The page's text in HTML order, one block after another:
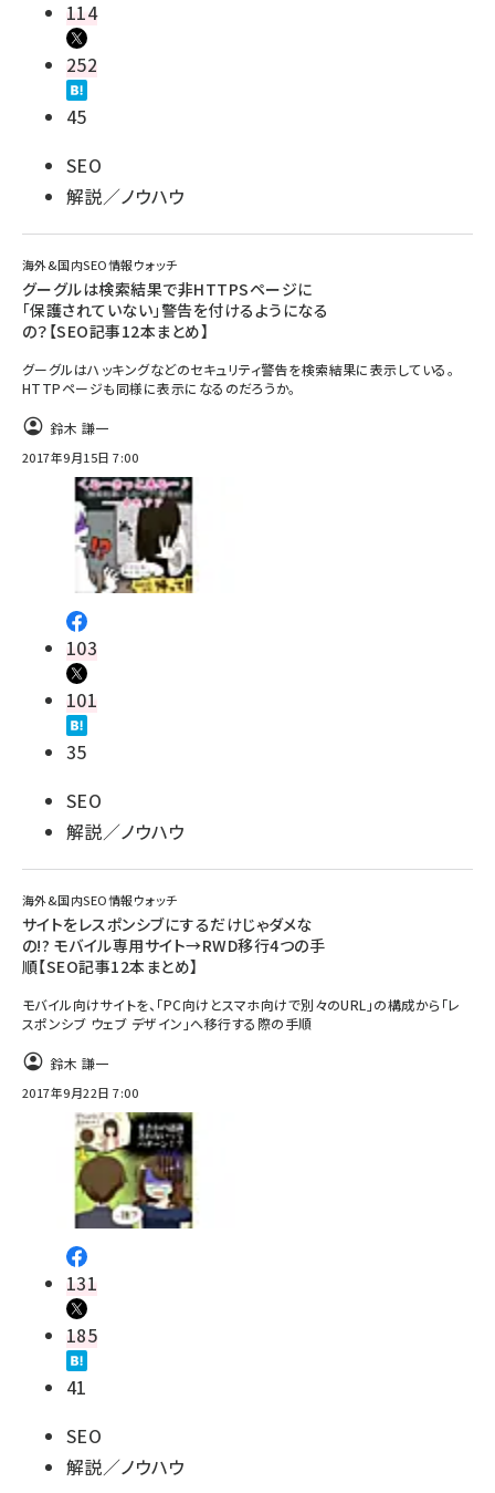
114
252
45
SEO
解説／ノウハウ
海外&国内SEO情報ウォッチ
グーグルは検索結果で非HTTPSページに
「保護されていない」警告を付けるようになる
の？【SEO記事12本まとめ】
グーグルはハッキングなどのセキュリティ警告を検索結果に表示している。
HTTPページも同様に表示になるのだろうか。
鈴木 謙一
2017年9月15日 7:00
103
101
35
SEO
解説／ノウハウ
海外&国内SEO情報ウォッチ
サイトをレスポンシブにするだけじゃダメな
の!? モバイル専用サイト→RWD移行4つの手
順【SEO記事12本まとめ】
モバイル向けサイトを、「PC向けとスマホ向けで別々のURL」の構成から「レ
スポンシブ ウェブ デザイン」へ移行する際の手順
鈴木 謙一
2017年9月22日 7:00
131
185
41
SEO
解説／ノウハウ